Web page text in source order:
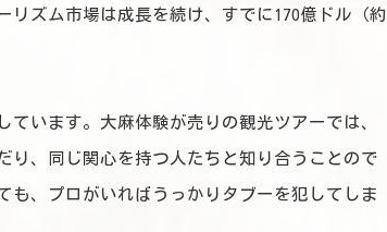
リズム市場は成長を続け、すでに170億ドル（約
います。大麻体験が売りの観光ツアーでは、
り、同じ関心を持つ人たちと知り合うことので
も、プロがいればうっかりタブーを犯してしま